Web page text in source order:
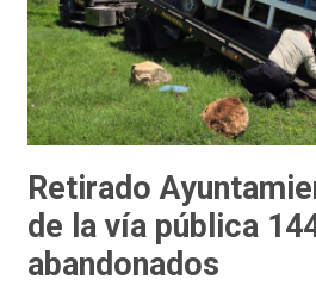
Retirado
de la vía pública
abandonados